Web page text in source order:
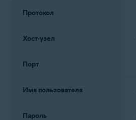
Протокол
Хост-узел
Порт
Имя пользователя
Пароль